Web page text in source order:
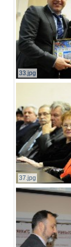
33.jpg
37.jpg